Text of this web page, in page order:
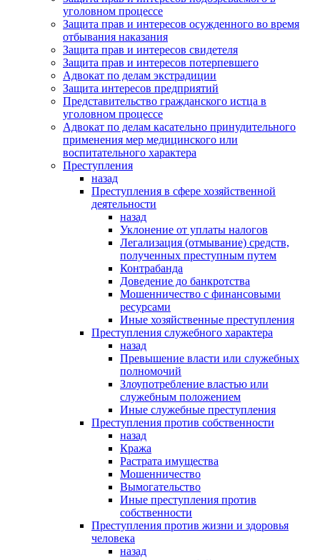
уголовном процессе
Защита прав и интересов осужденного во время
отбывания наказания
Защита прав и интересов свидетеля
Защита прав и интересов потерпевшего
Адвокат по делам экстрадиции
Защита интересов предприятий
Представительство гражданского истца в
уголовном процессе
Адвокат по делам касательно принудительного
применения мер медицинского или
воспитательного характера
Преступления
назад
Преступления в сфере хозяйственной
деятельности
назад
Уклонение от уплаты налогов
Легализация (отмывание) средств,
полученных преступным путем
Контрабанда
Доведение до банкротства
Мошенничество с финансовыми
ресурсами
Иные хозяйственные преступления
Преступления служебного характера
назад
Превышение власти или служебных
полномочий
Злоупотребление властью или
служебным положением
Иные служебные преступления
Преступления против собственности
назад
Кража
Растрата имущества
Мошенничество
Вымогательство
Иные преступления против
собственности
Преступления против жизни и здоровья
человека
назад